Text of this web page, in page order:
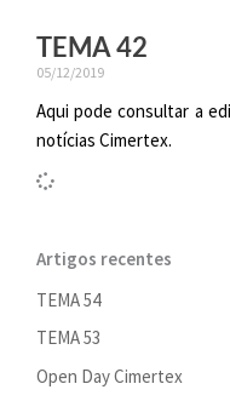
TEMA 42
05/12/2019
Aqui pode consultar a
notícias Cimertex.
Artigos recentes
TEMA 54
TEMA 53
Open Day Cimertex